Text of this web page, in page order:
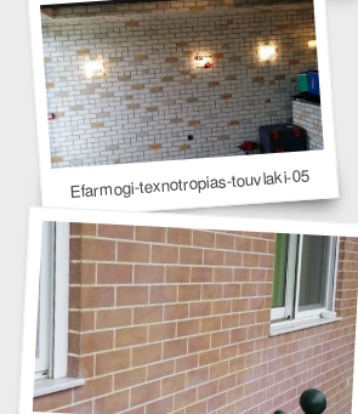
Efarmogi-texnotropias-touvlaki-05